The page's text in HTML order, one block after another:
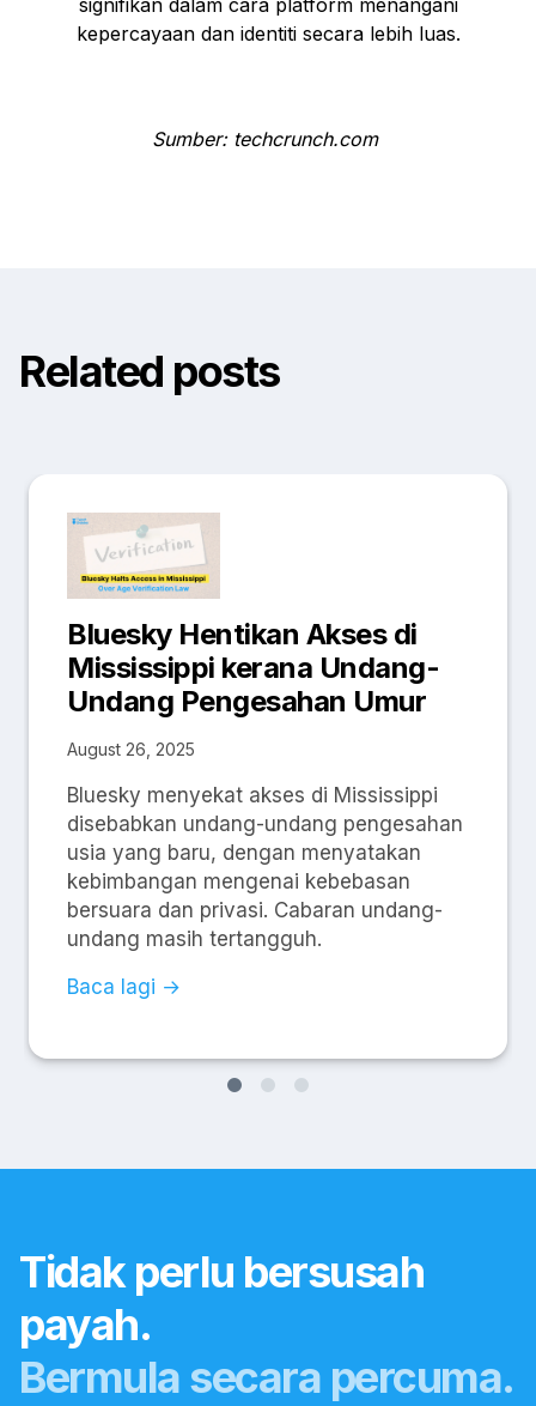
kepercayaan dan identiti secara lebih luas.
Sumber: techcrunch.com
Related posts
Bluesky Hentikan Akses di
Mississippi kerana Undang-
Undang Pengesahan Umur
August 26, 2025
Bluesky menyekat akses di Mississippi
disebabkan undang-undang pengesahan
usia yang baru, dengan menyatakan
kebimbangan mengenai kebebasan
bersuara dan privasi. Cabaran undang-
undang masih tertangguh.
Baca lagi →
Tidak perlu bersusah
payah.
Bermula secara percuma.